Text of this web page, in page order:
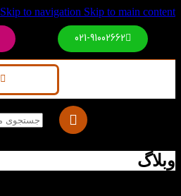
Skip to navigation Skip to main content
021-91002662
وبلاگ